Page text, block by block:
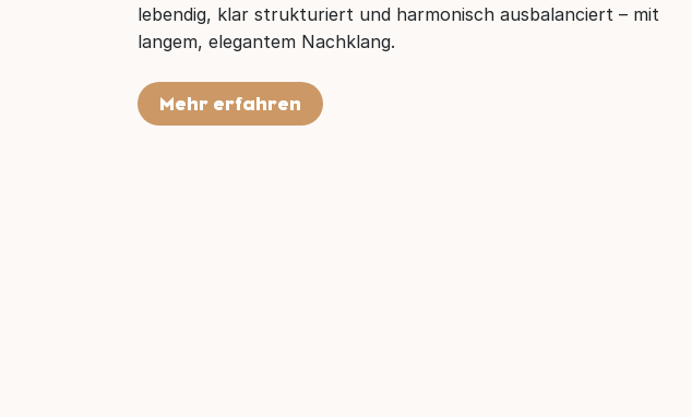
lebendig, klar strukturiert und harmonisch ausbalanciert – mit
langem, elegantem Nachklang.
Mehr erfahren